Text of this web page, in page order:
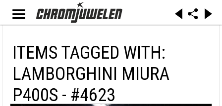
ITEMS TAGGED WITH:
LAMBORGHINI MIURA
P400S - #4623